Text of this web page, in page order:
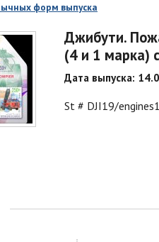
форм выпуска
Джибути.
(4 и 1 марка)
Дата выпуска:
St # DJI19/